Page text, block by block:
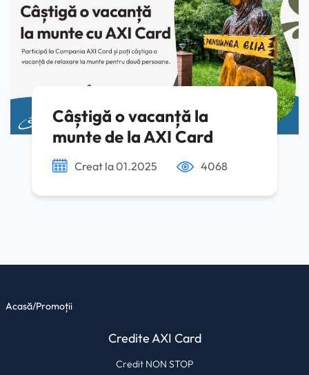
Câștigă o vacanță la
munte de la AXI Card
Creat la 01.2025 4068
Acasă/Promoții
Credite AXI Card
Credit NON STOP